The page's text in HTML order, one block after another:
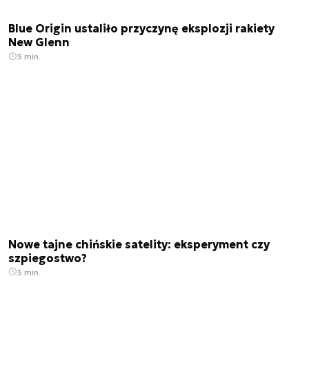
Blue Origin ustaliło przyczynę eksplozji rakiety
New Glenn
3 min.
Nowe tajne chińskie satelity: eksperyment czy
szpiegostwo?
3 min.